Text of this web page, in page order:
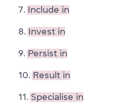
Include in
Invest in
Persist in
Result in
Specialise in